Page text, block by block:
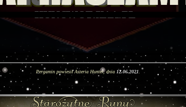
Pergamin powiesił Asteria Hunter, dnia 12.06.2021